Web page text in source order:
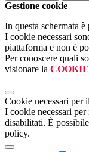
Gestione cookie
In questa schermata
I cookie necessari
piattaforma e non è
Per conoscere quali
visionare la
Cookie necessari per
I cookie necessari
disabilitati. È
policy.